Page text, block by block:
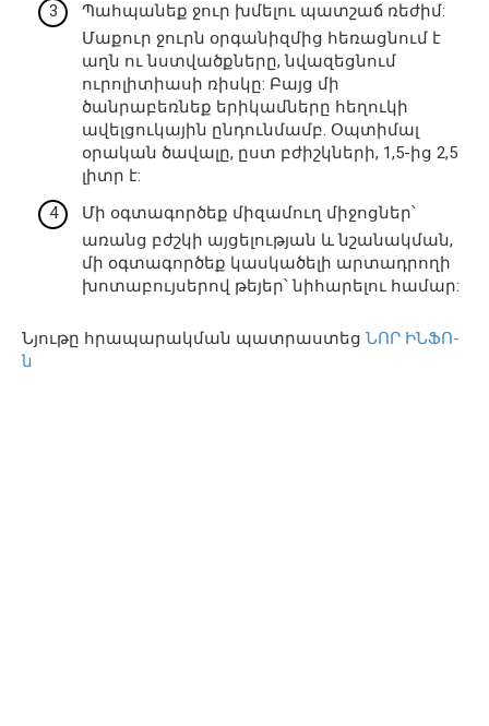
Պահպանեք ջուր խմելու պատշաճ ռեժիմ:
Մաքուր ջուրն օրգանիզմից հեռացնում է
աղն ու նստվածքները, նվազեցնում
ուրոլիտիասի ռիսկը: Բայց մի
ծանրաբեռնեք երիկամները հեղուկի
ավելցուկային ընդունմամբ. Օպտիմալ
օրական ծավալը, ըստ բժիշկների, 1,5-ից 2,5
լիտր է:
Մի օգտագործեք միզամուղ միջոցներ՝
առանց բժշկի այցելության և նշանակման,
մի օգտագործեք կասկածելի արտադրողի
խոտաբույսերով թեյեր՝ նիհարելու համար:
Նյութը հրապարակման պատրաստեց ՆՈՐ ԻՆՖՈ-
ն